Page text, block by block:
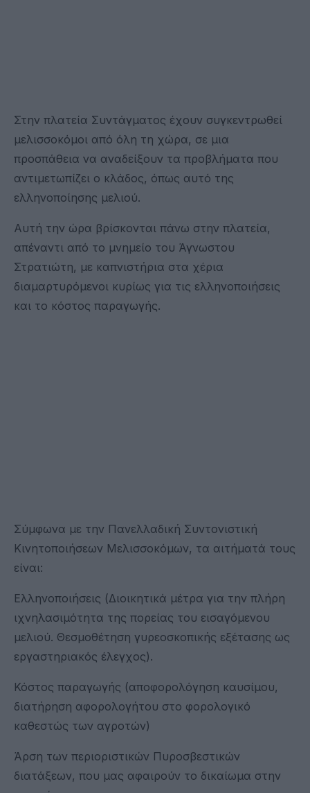
Στην πλατεία Συντάγματος έχουν συγκεντρωθεί
μελισσοκόμοι από όλη τη χώρα, σε μια
προσπάθεια να αναδείξουν τα προβλήματα που
αντιμετωπίζει ο κλάδος, όπως αυτό της
ελληνοποίησης μελιού.
Αυτή την ώρα βρίσκονται πάνω στην πλατεία,
απέναντι από το μνημείο του Άγνωστου
Στρατιώτη, με καπνιστήρια στα χέρια
διαμαρτυρόμενοι κυρίως για τις ελληνοποιήσεις
και το κόστος παραγωγής.
Σύμφωνα με την Πανελλαδική Συντονιστική
Κινητοποιήσεων Μελισσοκόμων, τα αιτήματά τους
είναι:
Eλληνοποιήσεις (Διοικητικά μέτρα για την πλήρη
ιχνηλασιμότητα της πορείας του εισαγόμενου
μελιού. Θεσμοθέτηση γυρεοσκοπικής εξέτασης ως
εργαστηριακός έλεγχος).
Κόστος παραγωγής (αποφορολόγηση καυσίμου,
διατήρηση αφορολογήτου στο φορολογικό
καθεστώς των αγροτών)
Άρση των περιοριστικών Πυροσβεστικών
διατάξεων, που μας αφαιρούν το δικαίωμα στην